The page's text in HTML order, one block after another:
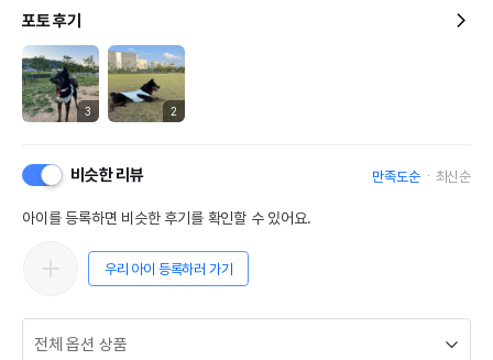
포토 후기
3 2
비슷한 리뷰 만족도순 최신순
아이를 등록하면 비슷한 후기를 확인할 수 있어요.
우리 아이 등록하러 가기